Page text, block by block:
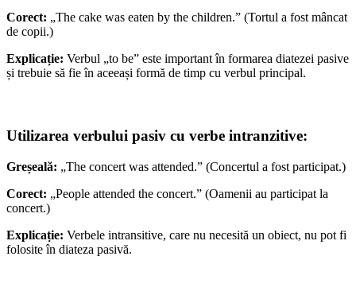
Corect: „The cake was eaten by the children.” (Tortul a fost mâncat
de copii.)
Explicație: Verbul „to be” este important în formarea diatezei pasive
și trebuie să fie în aceeași formă de timp cu verbul principal.
Utilizarea verbului pasiv cu verbe intranzitive:
Greșeală: „The concert was attended.” (Concertul a fost participat.)
Corect: „People attended the concert.” (Oamenii au participat la
concert.)
Explicație: Verbele intransitive, care nu necesită un obiect, nu pot fi
folosite în diateza pasivă.